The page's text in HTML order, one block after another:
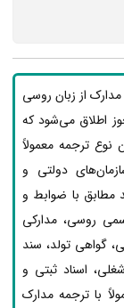
از زبان روسی
اطلاق می‌شود که
نوع ترجمه معمولاً
دولتی و
مطابق با ضوابط و
روسی، مدارکی
گواهی تولد، سند
اسناد ثبتی و
با ترجمه مدارک